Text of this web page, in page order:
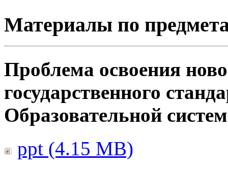
Материалы по
Проблема освоения
государственного
Образовательной
ppt (4.15 MB)